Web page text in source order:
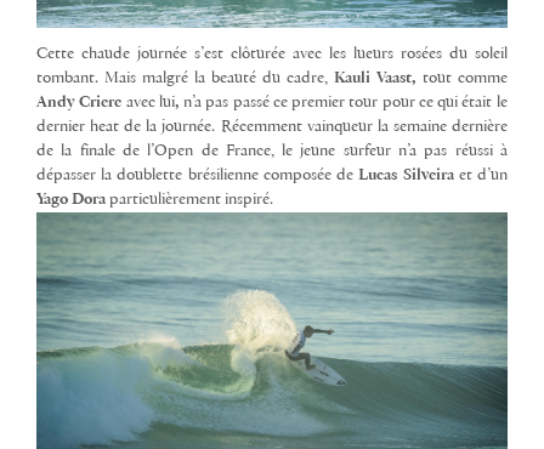
Cette chaude journée s’est clôturée avec les lueurs rosées du soleil
tombant. Mais malgré la beauté du cadre, Kauli Vaast, tout comme
Andy Criere avec lui, n’a pas passé ce premier tour pour ce qui était le
dernier heat de la journée. Récemment vainqueur la semaine dernière
de la finale de l’Open de France, le jeune surfeur n’a pas réussi à
dépasser la doublette brésilienne composée de Lucas Silveiraet d’un
Yago Dora particulièrement inspiré.